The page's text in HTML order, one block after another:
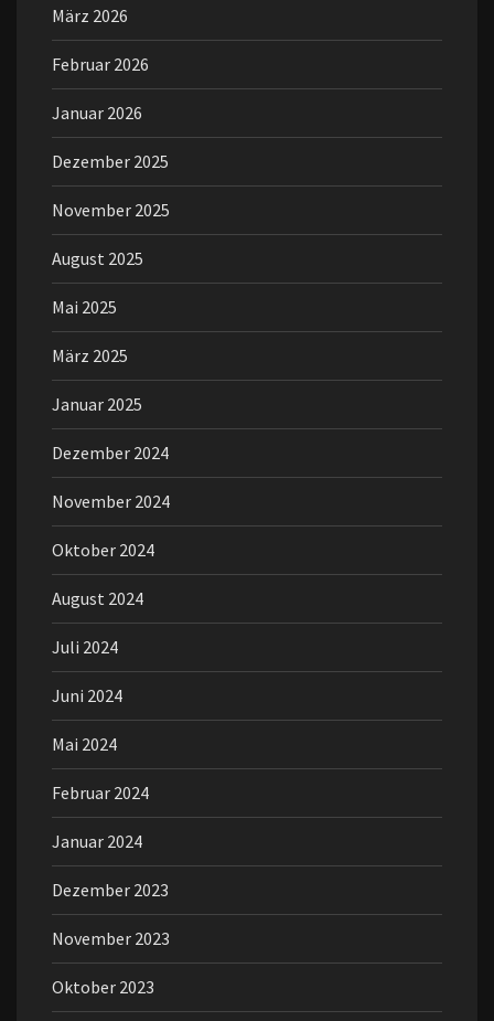
März 2026
Februar 2026
Januar 2026
Dezember 2025
November 2025
August 2025
Mai 2025
März 2025
Januar 2025
Dezember 2024
November 2024
Oktober 2024
August 2024
Juli 2024
Juni 2024
Mai 2024
Februar 2024
Januar 2024
Dezember 2023
November 2023
Oktober 2023